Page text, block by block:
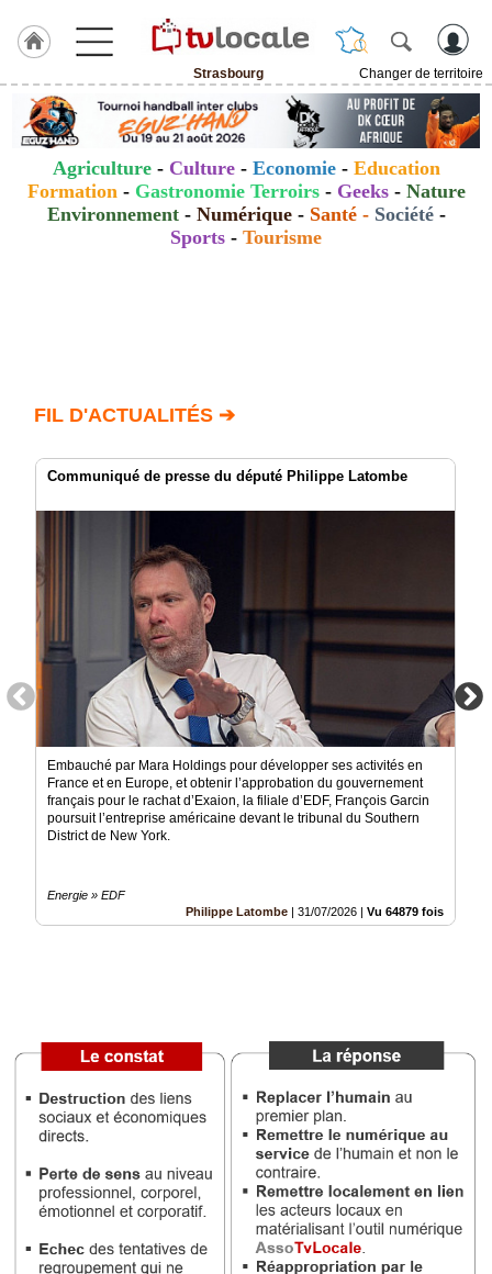
Strasbourg
Changer de territoire
J'adhère
Hulcoq
ACCUEIL
Strasbourg
Agenda
groupe
Blogs
Prémium
Inscription
annuaire
pro
Agriculture- Culture - Economie- Education
Formation - Gastronomie Terroirs- Geeks- Nature
Environnement- Numérique- Santé- Société-
Sports - Tourisme
FIL D'ACTUALITÉS ➔
Communiqué de presse du député Philippe Latombe
Embauché par Mara Holdings pour développer ses activités en
France et en Europe, et obtenir l’approbation du gouvernement
français pour le rachat d’Exaion, la filiale d’EDF, François Garcin
poursuit l’entreprise américaine devant le tribunal du Southern
District de New York.
Energie » EDF
Philippe Latombe
31/07/2026 Vu 64879 fois